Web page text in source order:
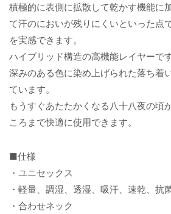
積極的に表側に拡散して乾かす機能に
て汗のにおいが残りにくいといった点
を実感できます。
ハイブリッド構造の高機能レイヤーで
深みのある色に染め上げられた落ち着
ています。
もうすぐあたたかくなる八十八夜の頃
ころまで快適に使用できます。
■仕様
・ユニセックス
・軽量、調湿、透湿、吸汗、速乾、抗
・合わせネック